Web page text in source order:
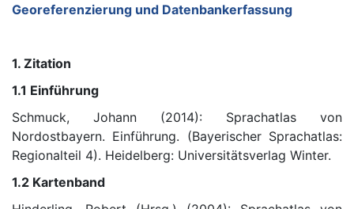
Georeferenzierung und Datenbankerfassung
1. Zitation
1.1 Einführung
Schmuck, Johann (2014): Sprachatlas von
Nordostbayern. Einführung. (Bayerischer Sprachatlas:
Regionalteil 4). Heidelberg: Universitätsverlag Winter.
1.2 Kartenband